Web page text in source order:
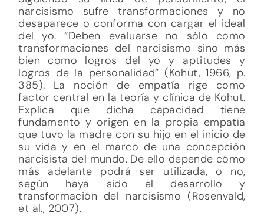
narcisismo sufre transformaciones y no
desaparece o conforma con cargar el ideal
del yo. “Deben evaluarse no sólo como
transformaciones del narcisismo sino más
bien como logros del yo y aptitudes y
logros de la personalidad” (Kohut, 1966, p.
385). La noción de empatía rige como
factor central en la teoría y clínica de Kohut.
Explica que dicha capacidad tiene
fundamento y origen en la propia empatía
que tuvo la madre con su hijo en el inicio de
su vida y en el marco de una concepción
narcisista del mundo. De ello depende cómo
más adelante podrá ser utilizada, o no,
según haya sido el desarrollo y
transformación del narcisismo (Rosenvald,
et al., 2007).